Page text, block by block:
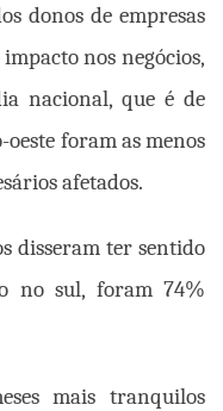
donos de empresas
nos negócios,
nacional, que é de
oeste foram as menos
afetados.
disseram ter sentido
no sul, foram 74%
mais tranquilos